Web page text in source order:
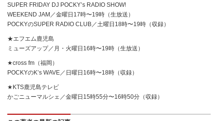
SUPER FRIDAY DJ POCKY’s RADIO SHOW!
WEEKEND JAM／金曜日17時〜19時（生放送）
POCKYのSUPER RADIO CLUB／土曜日18時〜19時（収録）
★エフエム鹿児島
ミューズアップ／月・火曜日16時〜19時（生放送）
★cross fm（福岡）
POCKYのK’s WAVE／日曜日16時〜18時（収録）
★KTS鹿児島テレビ
かごニューマルシェ／金曜日15時55分〜16時50分（収録）